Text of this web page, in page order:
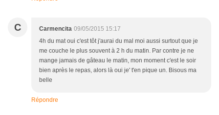
C Carmencita 09/05/2015 15:17
4h du mat oui c'est tôt j'aurai du mal moi aussi surtout que je
me couche le plus souvent à 2 h du matin. Par contre je ne
mange jamais de gâteau le matin, mon moment c'est le soir
bien après le repas, alors là oui je' t'en pique un. Bisous ma
belle
Répondre